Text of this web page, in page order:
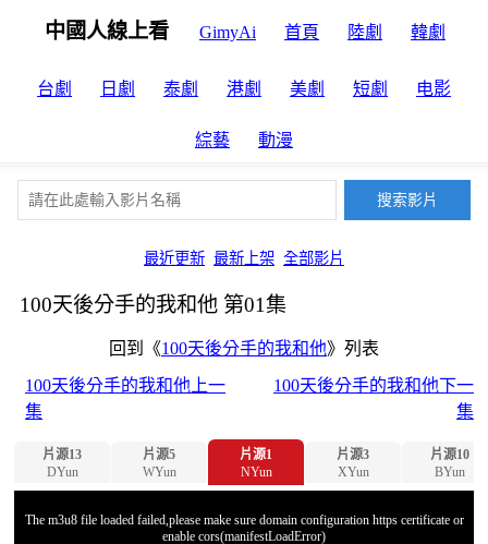
中國人線上看 GimyAi 首頁 陸劇 韓劇
台劇 日劇 泰劇 港劇 美劇 短劇 电影
綜藝 動漫
最近更新 最新上架 全部影片
100天後分手的我和他 第01集
回到《100天後分手的我和他》列表
100天後分手的我和他上一
集
100天後分手的我和他下一
集
片源13
DYun
片源5
WYun
片源1
NYun
片源3
XYun
片源10
BYun